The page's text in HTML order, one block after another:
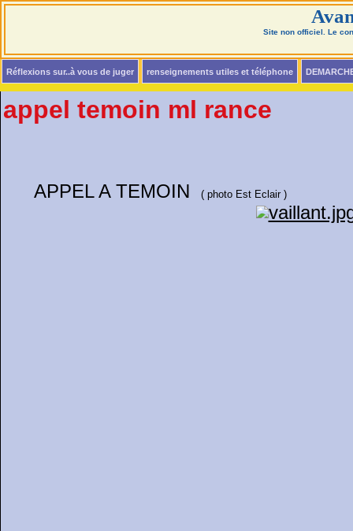
Site non officiel. Le
Réflexions sur..à vous de juger renseignements utiles et téléphone
appel temoin ml rance
APPEL A TEMOIN ( photo Est Eclair )